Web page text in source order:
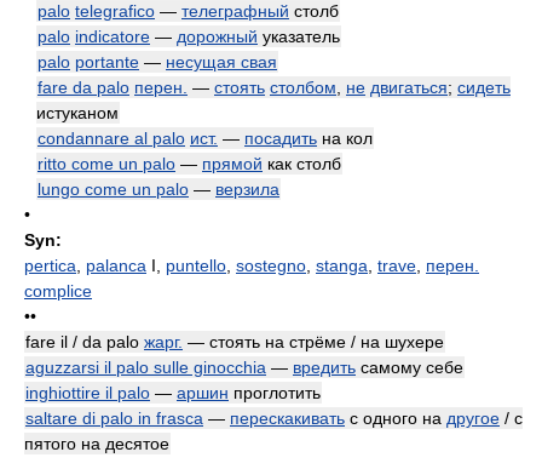
palo telegrafico — телеграфный столб
palo indicatore — дорожный указатель
palo portante — несущая свая
fare da palo перен. — стоять столбом не двигаться; сидеть
истуканом
condannare al palo ист. — посадить на кол
ritto come un palo — прямой как столб
lungo come un palo — верзила
•
Syn:
pertica
palanca I, puntello sostegno stanga trave перен.
complice
••
fare il / da palo жарг. — стоять на стрёме / на шухере
aguzzarsi il palo sulle ginocchia — вредить самому себе
inghiottire il palo — аршин проглотить
saltare di palo in frasca — перескакивать с одного на другое / с
пятого на десятое